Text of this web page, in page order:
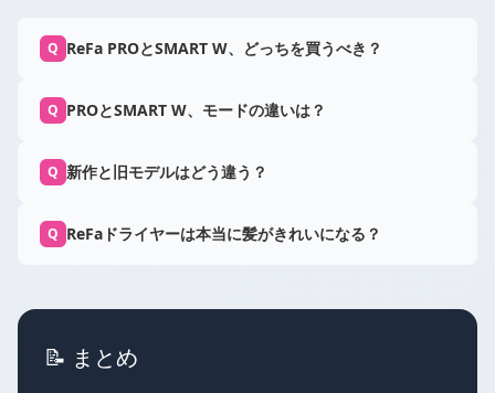
Q ReFa PROとSMART W、どっちを買うべき？
Q PROとSMART W、モードの違いは？
Q 新作と旧モデルはどう違う？
Q ReFaドライヤーは本当に髪がきれいになる？
📝 まとめ